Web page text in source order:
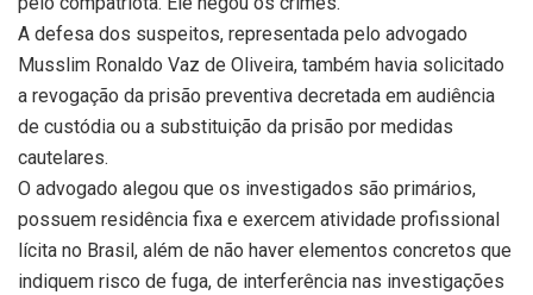
A defesa dos suspeitos, representada pelo advogado
Musslim Ronaldo Vaz de Oliveira, também havia solicitado
a revogação da prisão preventiva decretada em audiência
de custódia ou a substituição da prisão por medidas
cautelares.
O advogado alegou que os investigados são primários,
possuem residência fixa e exercem atividade profissional
lícita no Brasil, além de não haver elementos concretos que
indiquem risco de fuga, de interferência nas investigações